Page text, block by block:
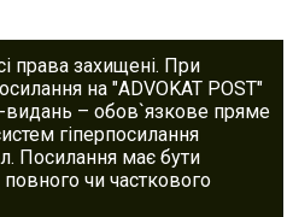
права захищені. При
на "ADVOKAT POST"
видань – обов`язкове пряме
гіперпосилання
Посилання має бути
чи часткового